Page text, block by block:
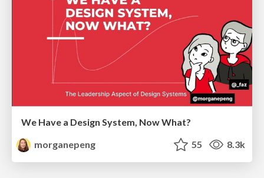
We Have a Design System, Now What?
morganepeng
55 8.3k